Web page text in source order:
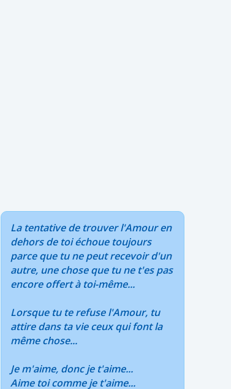
La tentative de trouver l'Amour en
dehors de toi échoue toujours
parce que tu ne peut recevoir d'un
autre, une chose que tu ne t'es pas
encore offert à toi-même...
Lorsque tu te refuse l'Amour, tu
attire dans ta vie ceux qui font la
même chose...
Je m'aime, donc je t'aime...
Aime toi comme je t'aime...